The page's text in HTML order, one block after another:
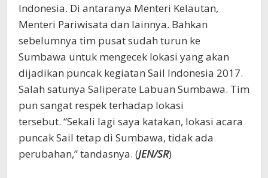
Indonesia. Di antaranya Menteri Kelautan,
Menteri Pariwisata dan lainnya. Bahkan
sebelumnya tim pusat sudah turun ke
Sumbawa untuk mengecek lokasi yang akan
dijadikan puncak kegiatan Sail Indonesia 2017.
Salah satunya Saliperate Labuan Sumbawa. Tim
pun sangat respek terhadap lokasi
tersebut. “Sekali lagi saya katakan, lokasi acara
puncak Sail tetap di Sumbawa, tidak ada
perubahan,” tandasnya. (JEN/SR)